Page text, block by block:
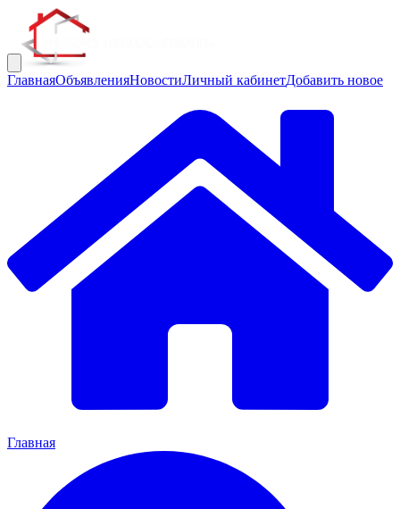
ГлавнаяОбъявленияНовостиЛичный кабинетДобавить новое
Главная